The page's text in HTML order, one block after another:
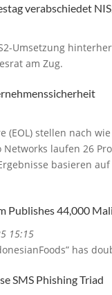
verabschiedet
Umsetzung
am Zug.
(EOL) stellen nach
laufen 26
basieren
Publishes 44,000
15:15
has
SMS Phishing Triad